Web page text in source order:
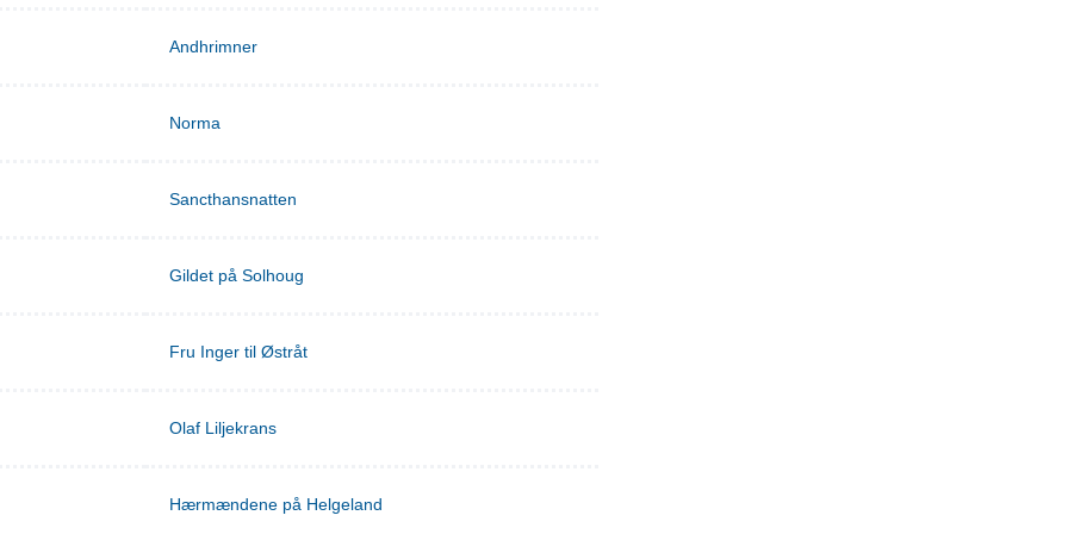
Andhrimner
Norma
Sancthansnatten
Gildet på Solhoug
Fru Inger til Østråt
Olaf Liljekrans
Hærmændene på Helgeland